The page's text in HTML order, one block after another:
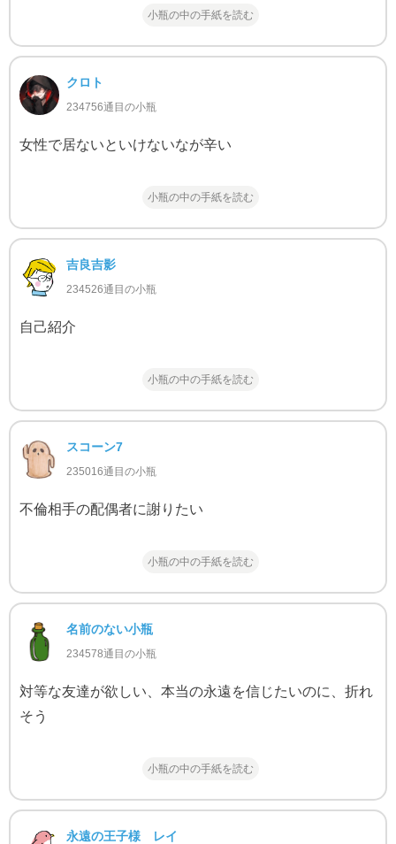
小瓶の中の手紙を読む
クロト
234756通目の小瓶
女性で居ないといけないなが辛い
小瓶の中の手紙を読む
吉良吉影
234526通目の小瓶
自己紹介
小瓶の中の手紙を読む
スコーン7
235016通目の小瓶
不倫相手の配偶者に謝りたい
小瓶の中の手紙を読む
名前のない小瓶
234578通目の小瓶
対等な友達が欲しい、本当の永遠を信じたいのに、折れ
そう
小瓶の中の手紙を読む
永遠の王子様 レイ